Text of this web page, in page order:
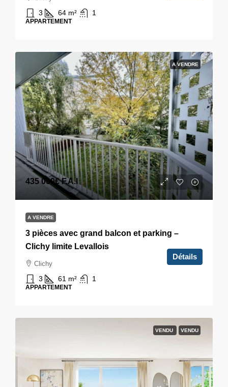
3 64 m² 1
APPARTEMENT
A VENDRE
435 000€F.A.I
A VENDRE
3 pièces avec grand balcon et parking –
Clichy limite Levallois
Clichy
3 61 m² 1
APPARTEMENT
Détails
VENDU VENDU